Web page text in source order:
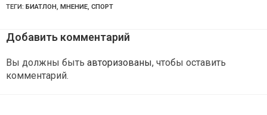
ТЕГИ: БИАТЛОН, МНЕНИЕ, СПОРТ
Добавить комментарий
Вы должны быть авторизованы, чтобы оставить
комментарий.